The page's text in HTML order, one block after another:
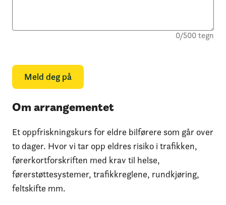
0/500tegn
Meld deg på
Om arrangementet
Et oppfriskningskurs for eldre bilførere som går over
to dager. Hvor vi tar opp eldres risiko i trafikken,
førerkortforskriften med krav til helse,
førerstøttesystemer, trafikkreglene, rundkjøring,
feltskifte mm.